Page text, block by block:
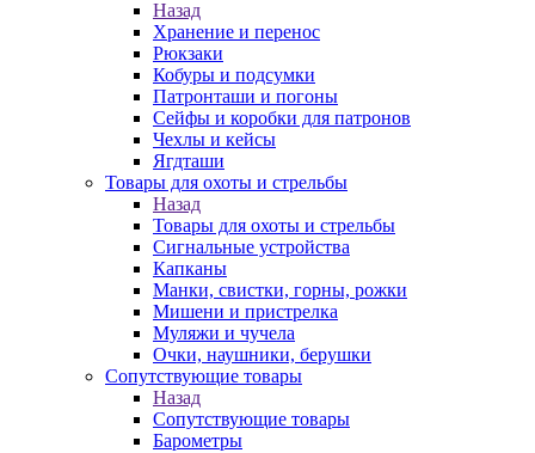
Назад
Хранение и перенос
Рюкзаки
Кобуры и подсумки
Патронташи и погоны
Сейфы и коробки для патронов
Чехлы и кейсы
Ягдташи
Товары для охоты и стрельбы
Назад
Товары для охоты и стрельбы
Сигнальные устройства
Капканы
Манки, свистки, горны, рожки
Мишени и пристрелка
Муляжи и чучела
Очки, наушники, берушки
Сопутствующие товары
Назад
Сопутствующие товары
Барометры